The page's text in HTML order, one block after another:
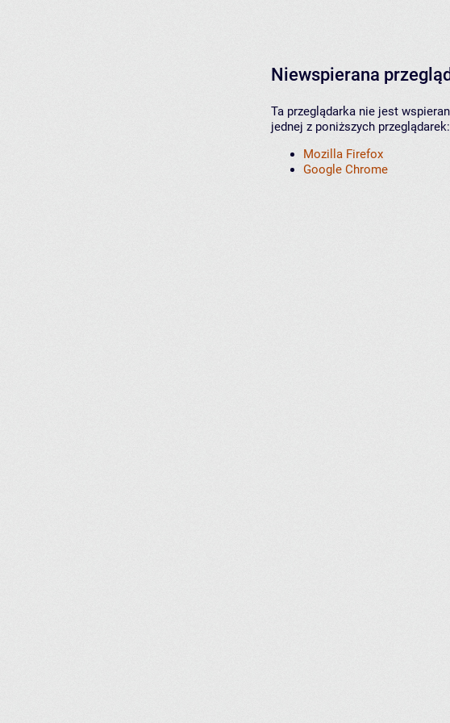
Niewspierana
Ta przeglądarka nie jest
jednej z poniższych przeglądarek:
Mozilla Firefox
Google Chrome